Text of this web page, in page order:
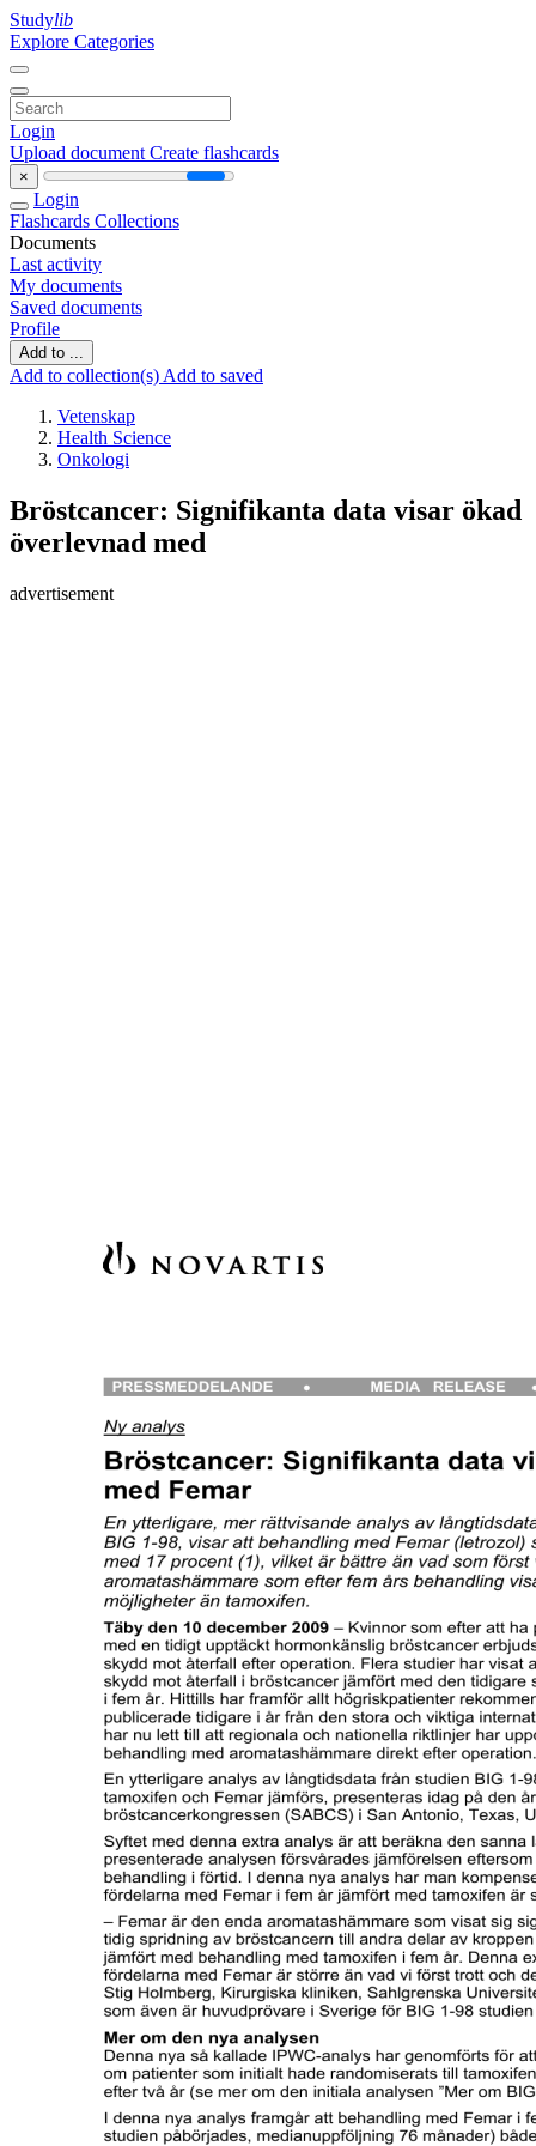
Studylib
Explore Categories
Login
Upload document Create flashcards
×
Login
Flashcards Collections
Documents
Last activity
My documents
Saved documents
Profile
Add to ...
Add to collection(s) Add to saved
Vetenskap
Health Science
Onkologi
Bröstcancer: Signifikanta data visar ökad
överlevnad med
advertisement